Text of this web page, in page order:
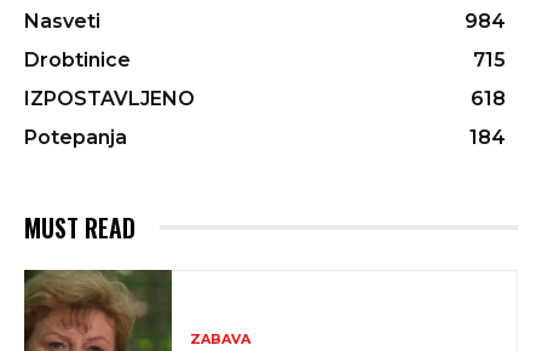
Nasveti
984
Drobtinice
715
IZPOSTAVLJENO
618
Potepanja
184
MUST READ
ZABAVA